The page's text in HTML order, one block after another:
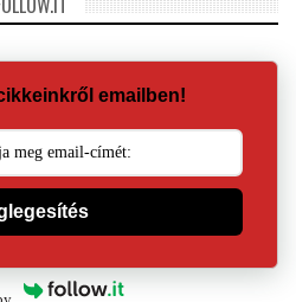
emailben!